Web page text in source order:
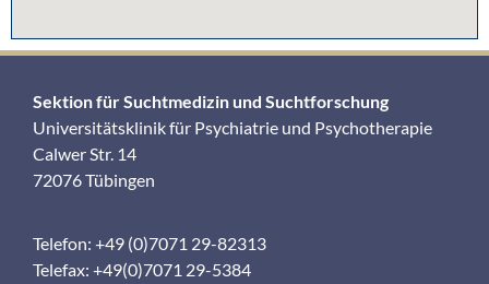
Sektion für Suchtmedizin und Suchtforschung
Universitätsklinik für Psychiatrie und Psychotherapie
Calwer Str. 14
72076 Tübingen
Telefon: +49 (0)7071 29-82313
Telefax: +49(0)7071 29-5384